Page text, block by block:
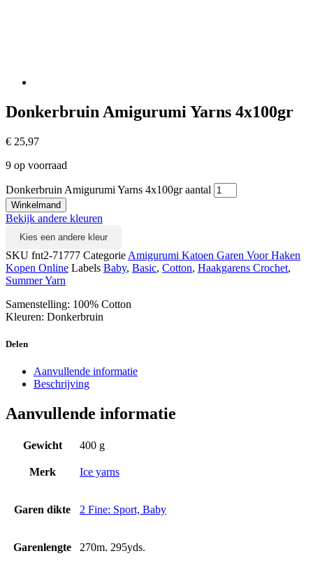
Donkerbruin Amigurumi Yarns 4x100gr
€ 25,97
9 op voorraad
Donkerbruin Amigurumi Yarns 4x100gr aantal
Winkelmand
Bekijk andere kleuren
Kies een andere kleur
SKU fnt2-71777 Categorie Amigurumi Katoen Garen Voor Haken
Kopen Online Labels Baby, Basic, Cotton, Haakgarens Crochet,
Summer Yarn
Samenstelling: 100% Cotton
Kleuren: Donkerbruin
Delen
Aanvullende informatie
Beschrijving
Aanvullende informatie
Gewicht 400 g
Merk Ice yarns
Garen dikte 2 Fine: Sport, Baby
Garenlengte 270m. 295yds.